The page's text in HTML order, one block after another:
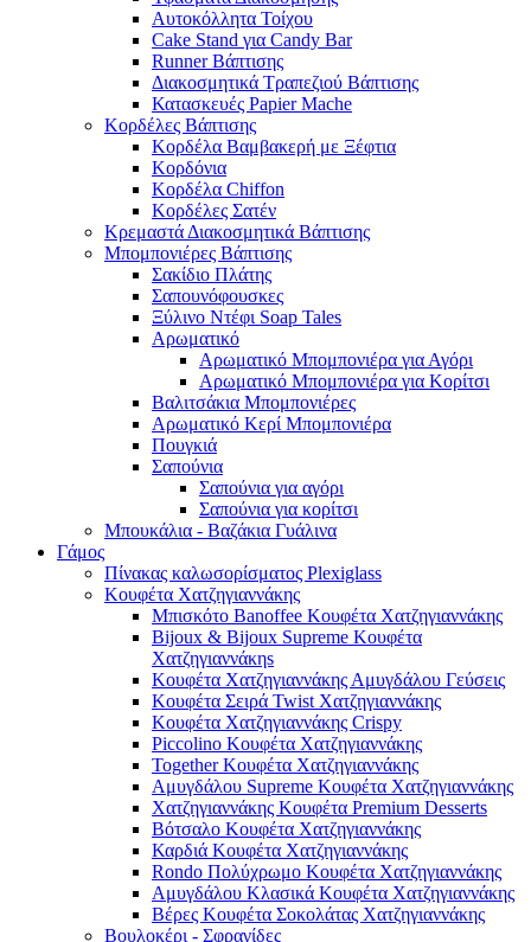
Αυτοκόλλητα Τοίχου
Cake Stand για Candy Bar
Runner Βάπτισης
Διακοσμητικά Τραπεζιού Βάπτισης
Κατασκευές Papier Mache
Κορδέλες Βάπτισης
Κορδέλα Βαμβακερή με Ξέφτια
Κορδόνια
Κορδέλα Chiffon
Κορδέλες Σατέν
Κρεμαστά Διακοσμητικά Βάπτισης
Μπομπονιέρες Βάπτισης
Σακίδιο Πλάτης
Σαπουνόφουσκες
Ξύλινο Ντέφι Soap Tales
Αρωματικό
Αρωματικό Μπομπονιέρα για Αγόρι
Αρωματικό Μπομπονιέρα για Κορίτσι
Βαλιτσάκια Μπομπονιέρες
Αρωματικό Κερί Μπομπονιέρα
Πουγκιά
Σαπούνια
Σαπούνια για αγόρι
Σαπούνια για κορίτσι
Μπουκάλια - Βαζάκια Γυάλινα
Γάμος
Πίνακας καλωσορίσματος Plexiglass
Κουφέτα Χατζηγιαννάκης
Μπισκότο Banoffee Κουφέτα Χατζηγιαννάκης
Bijoux & Bijoux Supreme Κουφέτα
Χατζηγιαννάκηs
Κουφέτα Χατζηγιαννάκης Αμυγδάλου Γεύσεις
Κουφέτα Σειρά Twist Χατζηγιαννάκης
Κουφέτα Χατζηγιαννάκης Crispy
Piccolino Κουφέτα Χατζηγιαννάκης
Together Κουφέτα Χατζηγιαννάκης
Αμυγδάλου Supreme Κουφέτα Χατζηγιαννάκης
Χατζηγιαννάκης Κουφέτα Premium Desserts
Βότσαλο Κουφέτα Χατζηγιαννάκης
Καρδιά Κουφέτα Χατζηγιαννάκης
Rondo Πολύχρωμο Κουφέτα Χατζηγιαννάκης
Αμυγδάλου Κλασικά Κουφέτα Χατζηγιαννάκης
Βέρες Κουφέτα Σοκολάτας Χατζηγιαννάκης
Βουλοκέρι - Σφραγίδες